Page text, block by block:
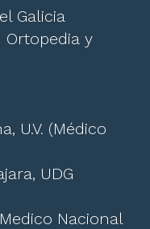
Galicia
Ortopedia y
U.V. (Médico
UDG
Nacional